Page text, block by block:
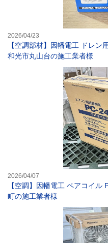
2026/04/23
【空調部材】因幡電工 ドレ
和光市丸山台の施工業者様
2026/04/07
【空調】因幡電工 ペアコイ
町の施工業者様